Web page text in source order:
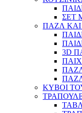
ΣΕΤ
ΠΑΖΛ ΚΑΙ
3D
ΚΥΒΟΙ